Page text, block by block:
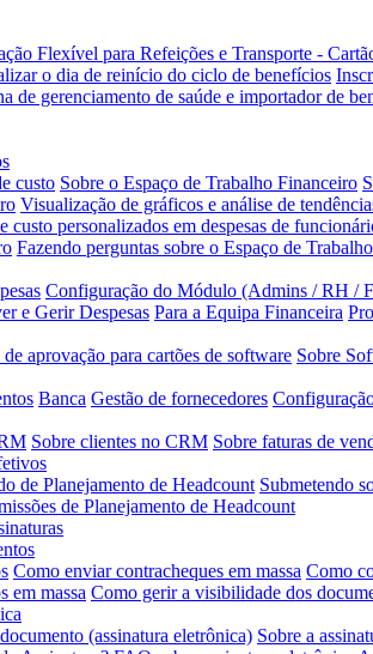
Flexível para Refeições e Transporte -
o dia de reinício do ciclo de benefícios
de gerenciamento de saúde e importador de
custo Sobre o Espaço de Trabalho Financeiro
Visualização de gráficos e análise de
custo personalizados em despesas de
Fazendo perguntas sobre o Espaço de
Configuração do Módulo (Admins / RH /
e Gerir Despesas Para a Equipa Financeira
aprovação para cartões de software Sobre
Banca Gestão de fornecedores
Sobre clientes no CRM Sobre faturas de
de Planejamento de Headcount Submetendo
de Planejamento de Headcount
Como enviar contracheques em massa Como
em massa Como gerir a visibilidade dos
(assinatura eletrônica) Sobre a